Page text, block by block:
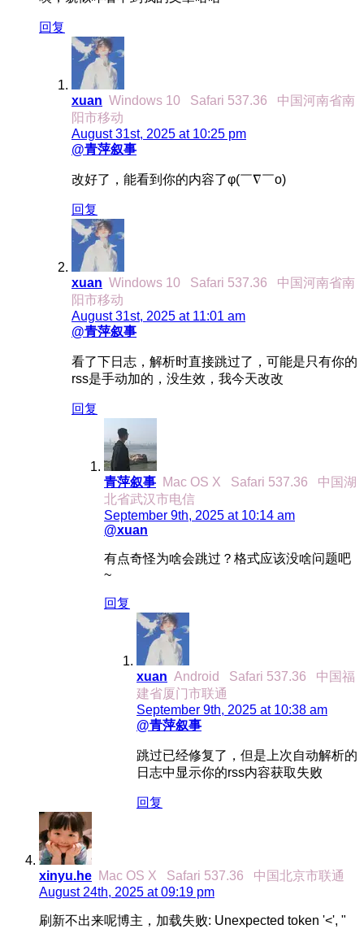
回复
xuan Windows 10 Safari 537.36
中国河南省南
阳市移动
August 31st, 2025 at 10:25 pm
@青萍叙事
改好了，能看到你的内容了φ(￣∇￣o)
回复
xuan Windows 10 Safari 537.36
中国河南省南
阳市移动
August 31st, 2025 at 11:01 am
@青萍叙事
看了下日志，解析时直接跳过了，可能是只有你的
rss是手动加的，没生效，我今天改改
回复
青萍叙事 Mac OS X Safari 537.36
中国湖
北省武汉市电信
September 9th, 2025 at 10:14 am
@xuan
有点奇怪为啥会跳过？格式应该没啥问题吧
~
回复
xuan Android Safari 537.36
中国福
建省厦门市联通
September 9th, 2025 at 10:38 am
@青萍叙事
跳过已经修复了，但是上次自动解析的
日志中显示你的rss内容获取失败
回复
xinyu.he Mac OS X Safari 537.36
中国北京市联通
August 24th, 2025 at 09:19 pm
刷新不出来呢博主，加载失败: Unexpected token '<', "